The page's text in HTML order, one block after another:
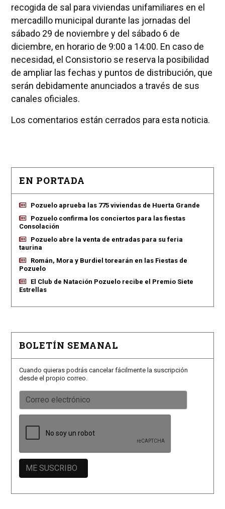
recogida de sal para viviendas unifamiliares en el
mercadillo municipal durante las jornadas del
sábado 29 de noviembre y del sábado 6 de
diciembre, en horario de 9:00 a 14:00. En caso de
necesidad, el Consistorio se reserva la posibilidad
de ampliar las fechas y puntos de distribución, que
serán debidamente anunciados a través de sus
canales oficiales.
Los comentarios están cerrados para esta noticia.
EN PORTADA
Pozuelo aprueba las 775 viviendas de Huerta Grande
Pozuelo confirma los conciertos para las fiestas
Consolación
Pozuelo abre la venta de entradas para su feria
taurina
Román, Mora y Burdiel torearán en las Fiestas de
Pozuelo
El Club de Natación Pozuelo recibe el Premio Siete
Estrellas
BOLETÍN SEMANAL
Cuando quieras podrás cancelar fácilmente la suscripción
desde el propio correo.